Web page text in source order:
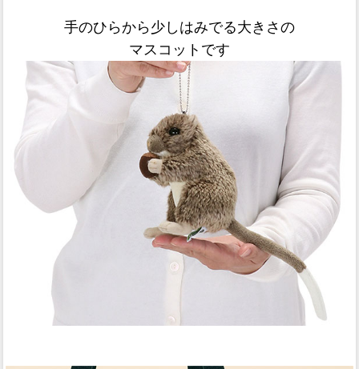
手のひらから少しはみでる大きさの
マスコットです